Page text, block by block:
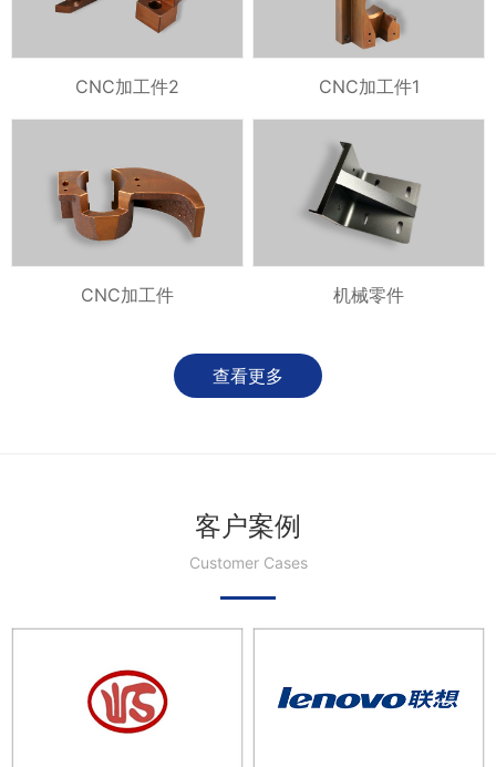
CNC加工件2 CNC加工件1
CNC加工件 机械零件
查看更多
客户案例
Customer Cases